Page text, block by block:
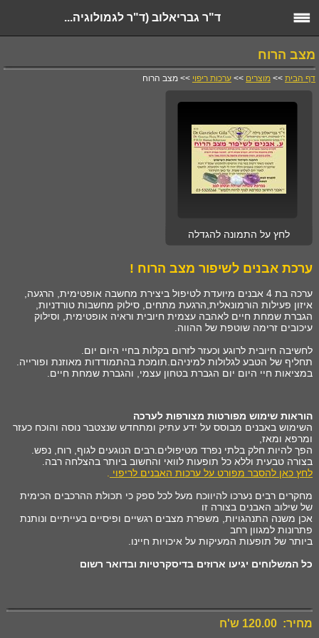
ד"ר גבריאלוב (ד"ר לגמולוגיה...
מצב הרוח
דף הבית >> מוצרים >> ערכות ריפוי >> מצב הרוח
לחץ על התמונה להגדלה
ערכת אבנים לשיפור מצב הרוח !
ערכה בת 4 אבנים מיועדת לטיפול ביצירת מחשבה אופטימית, הרגעה,
איזון פעילות הורמונאלית,הרגעת מתחים, סילוק מחשבות טורדניות,
הגברת שמחת חיים לאהבה עצמית חיובית וראיה אופטימית, וסילוק
עיכובים זרימה שוטפת של ההווה.
לחשיבה חיובית לרוגע וכעזר לזרום בקלות בחיי היום יום.
תחליף של הטבע לגלולות למיניהם.תומכת בהתמודדות מאוזנת ופורייה.
במציאות חיי היום יום הגברת בטחון עצמי, והגברת שמחת חיים.
הוראות שימוש מפורטות מצורפות לערכה
השימוש באבנים מבוסס על ידע עתיק ומתחדש שנצטבר נוסה והוכח כעזר
ומרפא ומאז,
הפך להיות חלק בלתי נפרד מטיפולים.רבים הנוגעים לגוף, רוח, נפש.
בצורה טבעית וללא כל תופעות לוואי והחשוב ביותר בהצלחה רבה.
לחץ כאן להסבר מפורט על ערכות האבנים לריפוי
מחקרים רבים נערכו להיווכח מעל לכל ספק כי תכולת ההרכבים הכימית
של שילוב האבנים בצורה זו
אכן משנה התנהגויות, משפרת מצבים רגשיים ופיסיים בעייתיים ונותנת
פתרונות למגוון רחב
ביותר של תופעות המעיקות על איכויות חיינו.
כל המשלוחים יגיעו ארוזים בדיסקרטיות ובדואר רשום
מחיר: 120.00 ש'ח